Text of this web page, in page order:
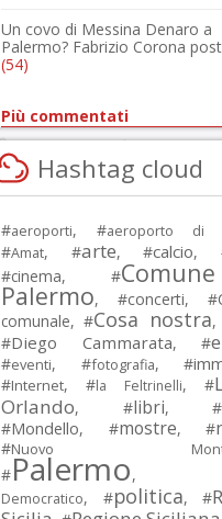
Un covo di Messina Denaro a
Palermo? Fabrizio Corona
(54)
Più commentati
Hashtag cloud
#aeroporti, #aeroporto di
#Amat, #arte, #calcio,
#cinema, #
Palermo, #concerti, #
comunale, #Cosa nostra,
#Diego Cammarata, #
#eventi, #fotografia, #
#Internet, #la Feltrinelli, #
Orlando, #libri, #
#Mondello, #mostre, #
#Nuovo
#Palermo,
Democratico, #politica, #